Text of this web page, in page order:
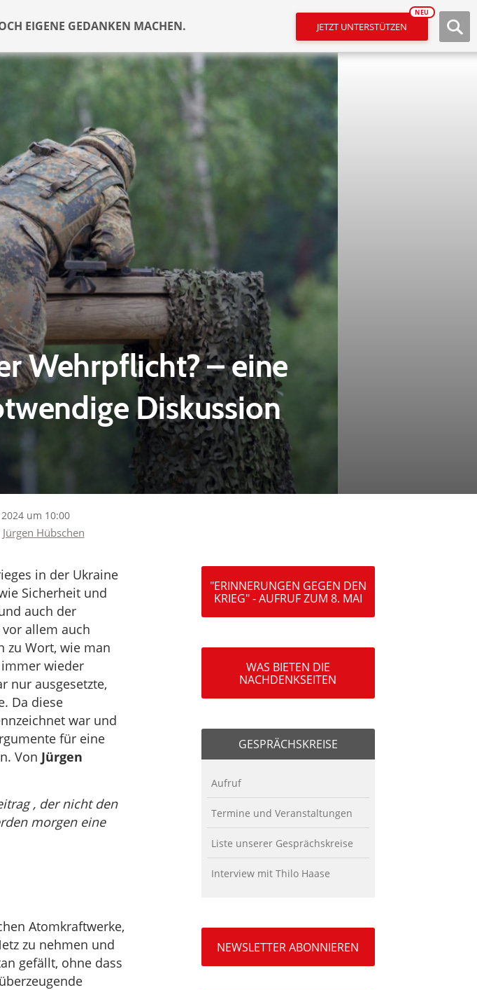
EIGENE GEDANKEN MACHEN. JETZT UNTERSTÜTZEN
NEU
Wehrpflicht? – eine
Diskussion
um 10:00
Jürgen Hübschen
in der Ukraine
Sicherheit und
auch der
allem auch
zu Wort, wie man
wieder
nur ausgesetzte,
Da diese
war und
für eine
Von Jürgen
, der nicht den
morgen eine
Atomkraftwerke,
zu nehmen und
gefällt, ohne dass
"ERINNERUNGEN GEGEN DEN
KRIEG" - AUFRUF ZUM 8. MAI
WAS BIETEN DIE
NACHDENKSEITEN
GESPRÄCHSKREISE
Aufruf
Termine und Veranstaltungen
Liste unserer Gesprächskreise
Interview mit Thilo Haase
NEWSLETTER ABONNIEREN